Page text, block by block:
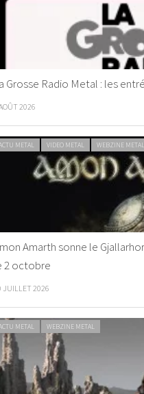
Grosse Radio Metal : les
2026
METAL VIDEO METAL WEBZINE METAL
Amarth sonne le
2 octobre
JUILLET 2026
METAL WEBZINE METAL